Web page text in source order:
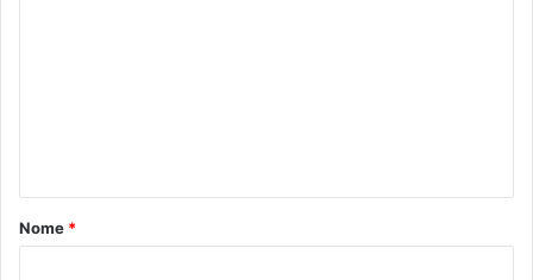
á
r
Nome *